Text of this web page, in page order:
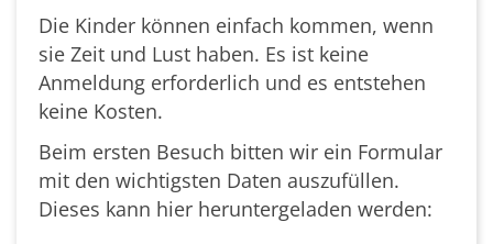
Die Kinder können einfach kommen, wenn
sie Zeit und Lust haben. Es ist keine
Anmeldung erforderlich und es entstehen
keine Kosten.
Beim ersten Besuch bitten wir ein Formular
mit den wichtigsten Daten auszufüllen.
Dieses kann hier heruntergeladen werden: